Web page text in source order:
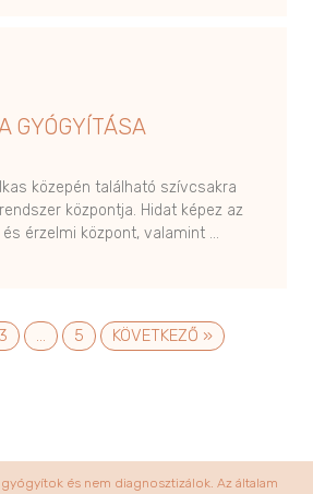
GYÓGYÍTÁSA
közepén található szívcsakra
központja. Hidat képez az
érzelmi központ, valamint …
3 … 5 KÖVETKEZŐ »
és nem diagnosztizálok. Az általam